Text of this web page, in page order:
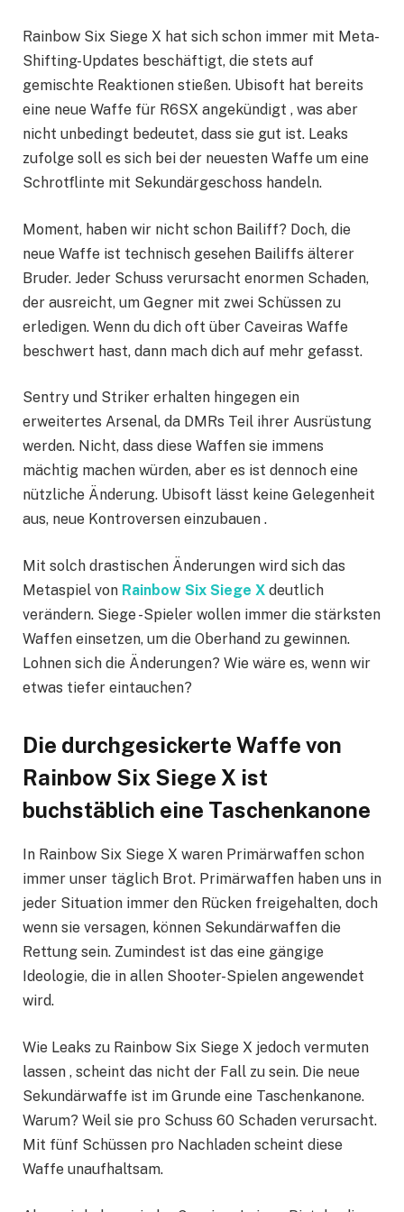
Rainbow Six Siege X hat sich schon immer mit Meta-
Shifting-Updates beschäftigt, die stets auf
gemischte Reaktionen stießen. Ubisoft hat bereits
eine neue Waffe für R6SX angekündigt , was aber
nicht unbedingt bedeutet, dass sie gut ist. Leaks
zufolge soll es sich bei der neuesten Waffe um eine
Schrotflinte mit Sekundärgeschoss handeln.
Moment, haben wir nicht schon Bailiff? Doch, die
neue Waffe ist technisch gesehen Bailiffs älterer
Bruder. Jeder Schuss verursacht enormen Schaden,
der ausreicht, um Gegner mit zwei Schüssen zu
erledigen. Wenn du dich oft über Caveiras Waffe
beschwert hast, dann mach dich auf mehr gefasst.
Sentry und Striker erhalten hingegen ein
erweitertes Arsenal, da DMRs Teil ihrer Ausrüstung
werden. Nicht, dass diese Waffen sie immens
mächtig machen würden, aber es ist dennoch eine
nützliche Änderung. Ubisoft lässt keine Gelegenheit
aus, neue Kontroversen einzubauen .
Mit solch drastischen Änderungen wird sich das
Metaspiel von Rainbow Six Siege X deutlich
verändern. Siege -Spieler wollen immer die stärksten
Waffen einsetzen, um die Oberhand zu gewinnen.
Lohnen sich die Änderungen? Wie wäre es, wenn wir
etwas tiefer eintauchen?
Die durchgesickerte Waffe von
Rainbow Six Siege X ist
buchstäblich eine Taschenkanone
In Rainbow Six Siege X waren Primärwaffen schon
immer unser täglich Brot. Primärwaffen haben uns in
jeder Situation immer den Rücken freigehalten, doch
wenn sie versagen, können Sekundärwaffen die
Rettung sein. Zumindest ist das eine gängige
Ideologie, die in allen Shooter-Spielen angewendet
wird.
Wie Leaks zu Rainbow Six Siege X jedoch vermuten
lassen , scheint das nicht der Fall zu sein. Die neue
Sekundärwaffe ist im Grunde eine Taschenkanone.
Warum? Weil sie pro Schuss 60 Schaden verursacht.
Mit fünf Schüssen pro Nachladen scheint diese
Waffe unaufhaltsam.